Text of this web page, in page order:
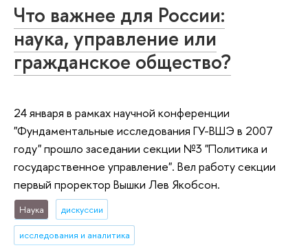
Что важнее для России:
наука, управление или
гражданское общество?
24 января в рамках научной конференции
"Фундаментальные исследования ГУ-ВШЭ в 2007
году" прошло заседании секции №3 "Политика и
государственное управление". Вел работу секции
первый проректор Вышки Лев Якобсон.
Наука дискуссии
исследования и аналитика